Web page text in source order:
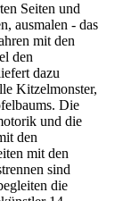
Seiten und
ausmalen - das
mit den
den
dazu
Kitzelmonster,
Die
und die
den
mit den
sind
die